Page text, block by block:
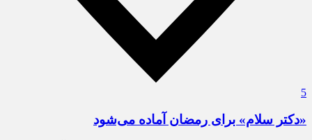
5
«دکتر سلام» برای رمضان آماده می‌شود